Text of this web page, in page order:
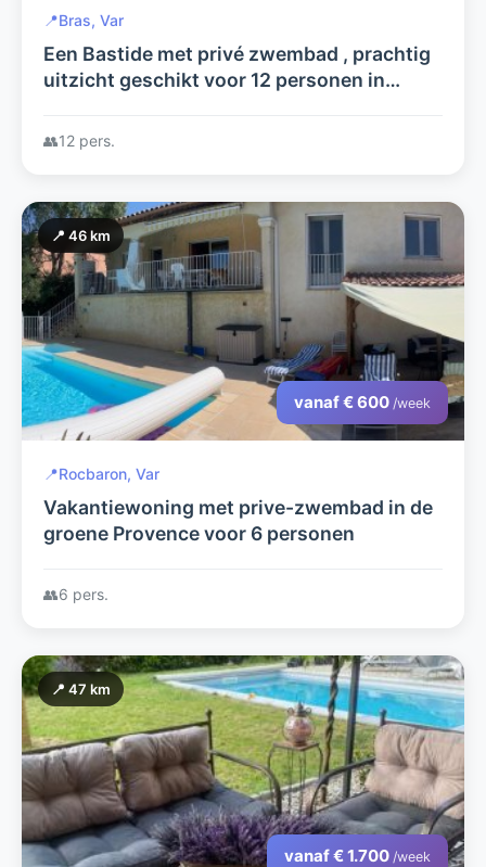
📍Bras, Var
Een Bastide met privé zwembad , prachtig
uitzicht geschikt voor 12 personen in
👥12 pers.
📍 46 km
vanaf € 600 /week
📍Rocbaron, Var
Vakantiewoning met prive-zwembad in de
groene Provence voor 6 personen
👥6 pers.
📍 47 km
vanaf € 1.700 /week